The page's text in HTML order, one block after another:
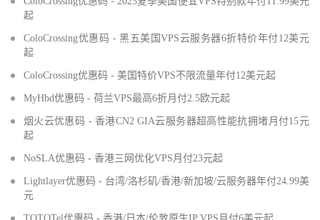
起
ColoCrossing优惠码 - 黑五美国VPS云服务器6折特价年付12美元
起
ColoCrossing优惠码 - 美国特价VPS不限流量年付12美元起
MyHbd优惠码 - 荷兰VPS最高6折月付2.5欧元起
烟火云优惠码 - 香港CN2 GIA云服务器超高性能抗拥堵月付15元
起
NoSLA优惠码 - 香港三网优化VPS月付23元起
Lightlayer优惠码 - 台湾/洛杉矶/香港/新加坡/云服务器年付24.99美
元